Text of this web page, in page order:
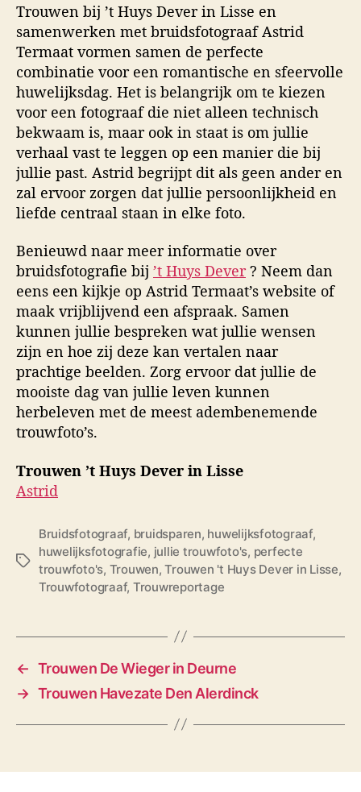
Trouwen bij ’t Huys Dever in Lisse en
samenwerken met bruidsfotograaf Astrid
Termaat vormen samen de perfecte
combinatie voor een romantische en sfeervolle
huwelijksdag. Het is belangrijk om te kiezen
voor een fotograaf die niet alleen technisch
bekwaam is, maar ook in staat is om jullie
verhaal vast te leggen op een manier die bij
jullie past. Astrid begrijpt dit als geen ander en
zal ervoor zorgen dat jullie persoonlijkheid en
liefde centraal staan in elke foto.
Benieuwd naar meer informatie over
bruidsfotografie bij ’t Huys Dever? Neem dan
eens een kijkje op Astrid Termaat’s website of
maak vrijblijvend een afspraak. Samen
kunnen jullie bespreken wat jullie wensen
zijn en hoe zij deze kan vertalen naar
prachtige beelden. Zorg ervoor dat jullie de
mooiste dag van jullie leven kunnen
herbeleven met de meest adembenemende
trouwfoto’s.
Trouwen ’t Huys Dever in Lisse
Astrid
T
Bruidsfotograaf, bruidsparen, huwelijksfotograaf,
huwelijksfotografie, jullie trouwfoto's, perfecte
trouwfoto's, Trouwen,Trouwen 't Huys Dever in Lisse,
Trouwfotograaf, Trouwreportage
← Trouwen De Wieger in Deurne
→ Trouwen Havezate Den Alerdinck